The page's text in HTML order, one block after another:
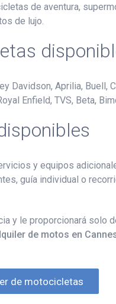
de aventura,
de lujo.
Aprilia, Buell,
Enfield, TVS, Beta,
y equipos
guía individual o
y le proporcionará solo
de motos en
de motocicletas